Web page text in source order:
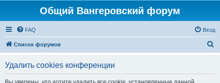
Общий Вангеровский форум
FAQ Вход
Список форумов
Удалить cookies конференции